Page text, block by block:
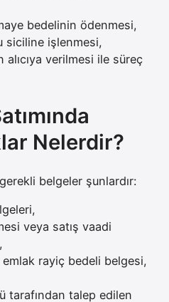
bedelinin ödenmesi,
siciline işlenmesi,
verilmesi ile süreç
Nelerdir?
belgeler şunlardır:
veya satış vaadi
emlak rayiç bedeli belgesi,
tarafından talep edilen